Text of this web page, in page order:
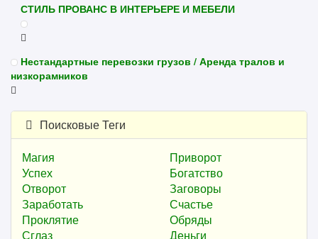
СТИЛЬ ПРОВАНС В ИНТЕРЬЕРЕ И МЕБЕЛИ
Нестандартные перевозки грузов / Аренда тралов и
низкорамников
Поисковые Теги
Магия
Приворот
Успех
Богатство
Отворот
Заговоры
Заработать
Счастье
Проклятие
Обряды
Сглаз
Деньги